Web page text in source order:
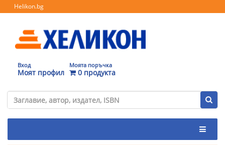
Helikon.bg
Вход
Моят профил
Моята поръчка
0 продукта